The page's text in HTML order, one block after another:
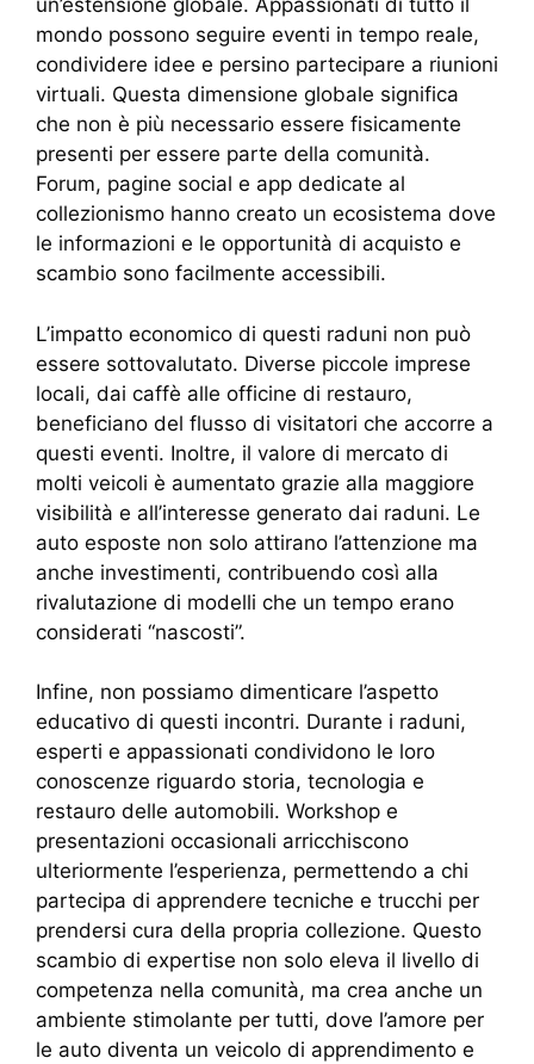
un’estensione globale. Appassionati di tutto il
mondo possono seguire eventi in tempo reale,
condividere idee e persino partecipare a riunioni
virtuali. Questa dimensione globale significa
che non è più necessario essere fisicamente
presenti per essere parte della comunità.
Forum, pagine social e app dedicate al
collezionismo hanno creato un ecosistema dove
le informazioni e le opportunità di acquisto e
scambio sono facilmente accessibili.
L’impatto economico di questi raduni non può
essere sottovalutato. Diverse piccole imprese
locali, dai caffè alle officine di restauro,
beneficiano del flusso di visitatori che accorre a
questi eventi. Inoltre, il valore di mercato di
molti veicoli è aumentato grazie alla maggiore
visibilità e all’interesse generato dai raduni. Le
auto esposte non solo attirano l’attenzione ma
anche investimenti, contribuendo così alla
rivalutazione di modelli che un tempo erano
considerati “nascosti”.
Infine, non possiamo dimenticare l’aspetto
educativo di questi incontri. Durante i raduni,
esperti e appassionati condividono le loro
conoscenze riguardo storia, tecnologia e
restauro delle automobili. Workshop e
presentazioni occasionali arricchiscono
ulteriormente l’esperienza, permettendo a chi
partecipa di apprendere tecniche e trucchi per
prendersi cura della propria collezione. Questo
scambio di expertise non solo eleva il livello di
competenza nella comunità, ma crea anche un
ambiente stimolante per tutti, dove l’amore per
le auto diventa un veicolo di apprendimento e